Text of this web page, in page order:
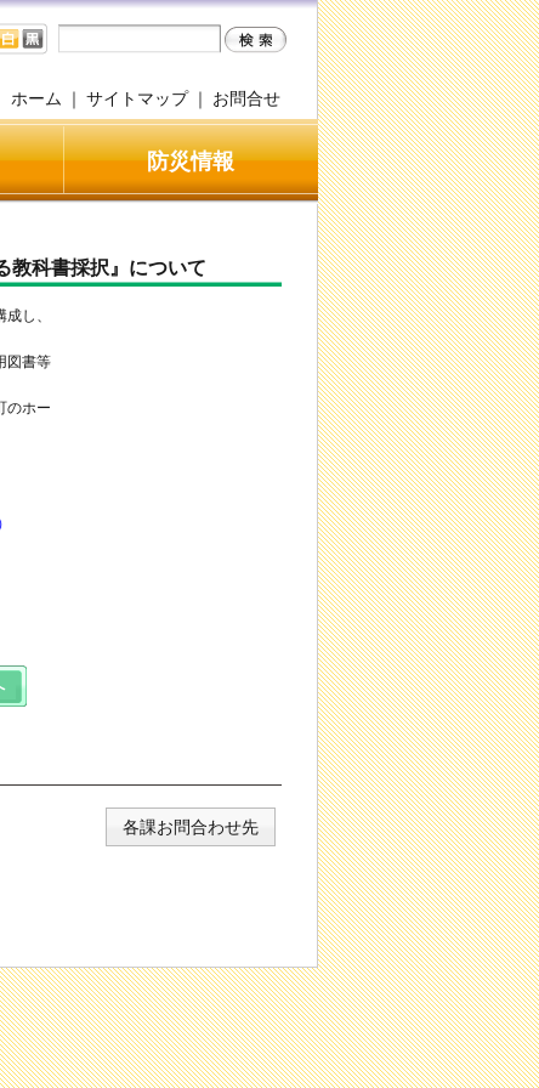
ホーム ｜ サイトマップ ｜ お問合せ
防災情報
教科書採択』について
し、
図書等
のホー
）
各課お問合わせ先